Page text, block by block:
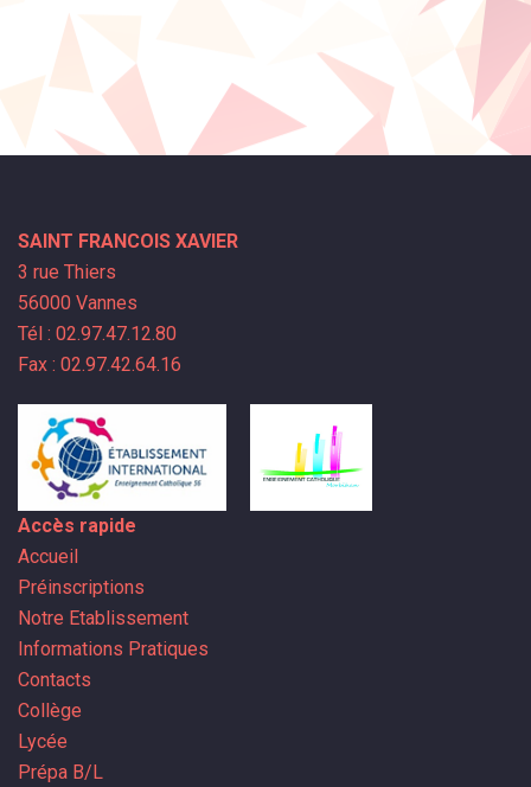
SAINT FRANCOIS XAVIER
3 rue Thiers
56000 Vannes
Tél : 02.97.47.12.80
Fax : 02.97.42.64.16
Accès rapide
Accueil
Préinscriptions
Notre Etablissement
Informations Pratiques
Contacts
Collège
Lycée
Prépa B/L